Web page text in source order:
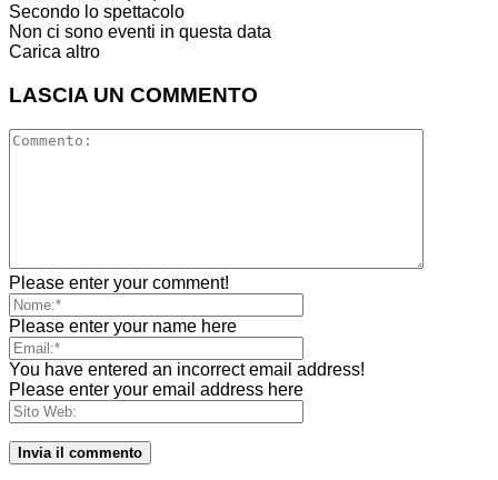
Secondo lo spettacolo
Non ci sono eventi in questa data
Carica altro
LASCIA UN COMMENTO
Please enter your comment!
Please enter your name here
You have entered an incorrect email address!
Please enter your email address here